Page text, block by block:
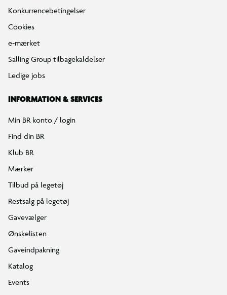
Konkurrencebetingelser
Cookies
e-mærket
Salling Group tilbagekaldelser
Ledige jobs
INFORMATION & SERVICES
Min BR konto / login
Find din BR
Klub BR
Mærker
Tilbud på legetøj
Restsalg på legetøj
Gavevælger
Ønskelisten
Gaveindpakning
Katalog
Events